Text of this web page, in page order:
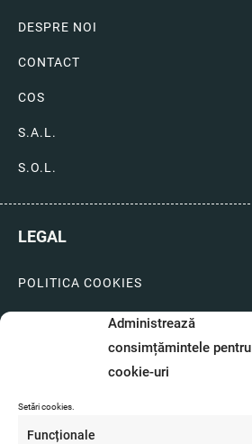
Administrează
consimțămintele pentru
cookie-uri
Setări cookies.
Funcționale
DESPRE NOI
CONTACT
COS
S.A.L.
S.O.L.
LEGAL
POLITICA COOKIES
LIVRARI SI PLATI
GARANTIE SI SERVICE